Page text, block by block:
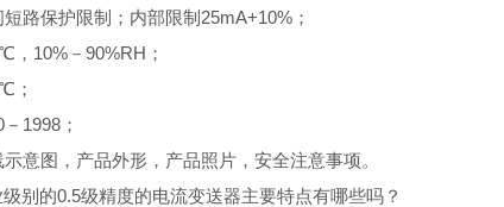
路保护限制；内部限制25mA+10%；
10%－90%RH；
；
1998；
意图，产品外形，产品照片，安全注意事项。
别的0.5级精度的电流变送器主要特点有哪些吗？